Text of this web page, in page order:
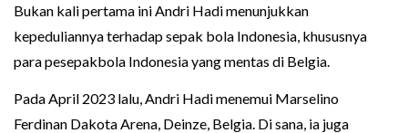
Bukan kali pertama ini Andri Hadi menunjukkan
kepeduliannya terhadap sepak bola Indonesia, khususnya
para pesepakbola Indonesia yang mentas di Belgia.
Pada April 2023 lalu, Andri Hadi menemui Marselino
Ferdinan Dakota Arena, Deinze, Belgia. Di sana, ia juga